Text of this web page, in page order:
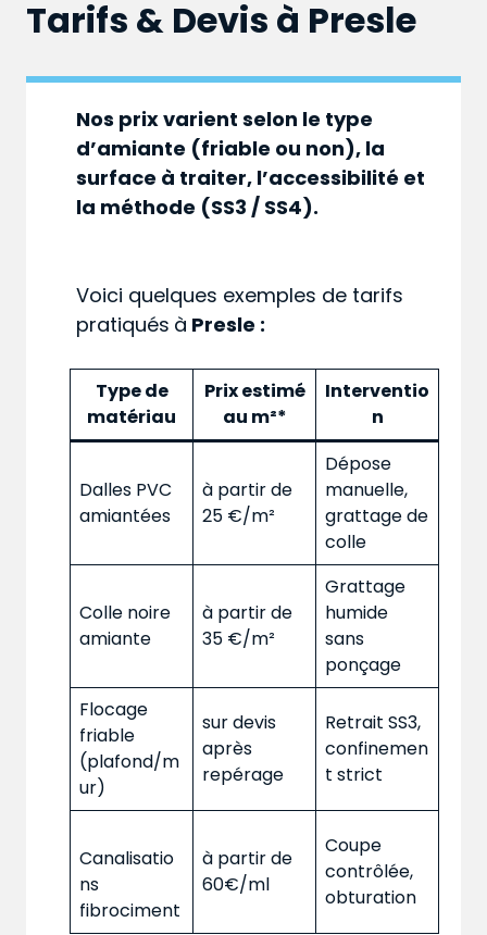
Tarifs & Devis à Presle
Nos prix varient selon le type
d’amiante (friable ou non), la
surface à traiter, l’accessibilité et
la méthode (SS3 / SS4).
Voici quelques exemples de tarifs
pratiqués à Presle :
Type de
matériau
Prix estimé
au m²*
Interventio
n
Dalles PVC
amiantées
à partir de
25 €/m²
Dépose
manuelle,
grattage de
colle
Colle noire
amiante
à partir de
35 €/m²
Grattage
humide
sans
ponçage
Flocage
friable
(plafond/m
ur)
sur devis
après
repérage
Retrait SS3,
confinemen
t strict
Canalisatio
ns
fibrociment
à partir de
60€/ml
Coupe
contrôlée,
obturation